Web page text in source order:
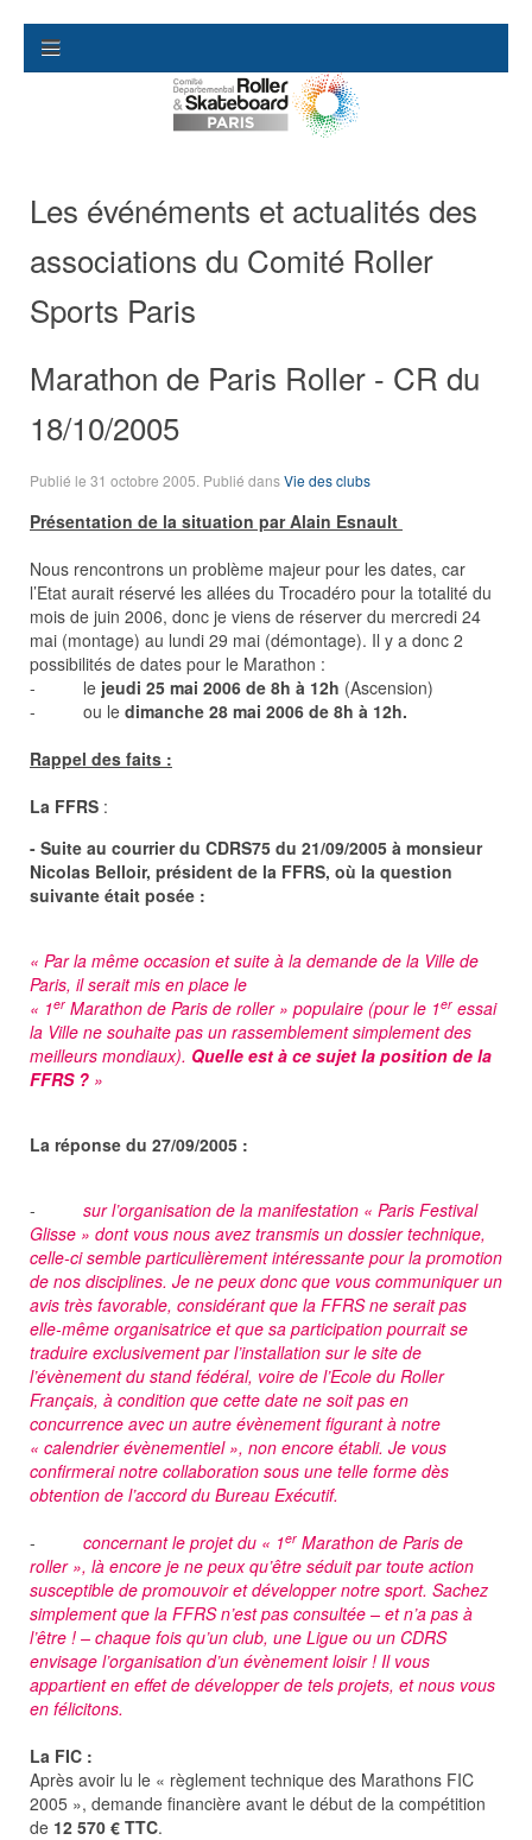
Les événéments et actualités des
associations du Comité Roller
Sports Paris
Marathon de Paris Roller - CR du
18/10/2005
Publié le 31 octobre 2005 . Publié dansVie des clubs
Présentation de la situation par Alain Esnault
Nous rencontrons un problème majeur pour les dates, car
l’Etat aurait réservé les allées du Trocadéro pour la totalité du
mois de juin 2006, donc je viens de réserver du mercredi 24
mai (montage) au lundi 29 mai (démontage). Il y a donc 2
possibilités de dates pour le Marathon :
- le jeudi 25 mai 2006 de 8h à 12h (Ascension)
- ou le dimanche 28 mai 2006 de 8h à 12h.
Rappel des faits :
La FFRS :
- Suite au courrier du CDRS75 du 21/09/2005 à monsieur
Nicolas Belloir, président de la FFRS, où la question
suivante était posée :
« Par la même occasion et suite à la demande de la Ville de
Paris, il serait mis en place le
« 1er Marathon de Paris de roller » populaire (pour le 1er essai
la Ville ne souhaite pas un rassemblement simplement des
meilleurs mondiaux). Quelle est à ce sujet la position de la
FFRS ? »
La réponse du 27/09/2005 :
- sur l’organisation de la manifestation « Paris Festival
Glisse » dont vous nous avez transmis un dossier technique,
celle-ci semble particulièrement intéressante pour la promotion
de nos disciplines. Je ne peux donc que vous communiquer un
avis très favorable, considérant que la FFRS ne serait pas
elle-même organisatrice et que sa participation pourrait se
traduire exclusivement par l’installation sur le site de
l’évènement du stand fédéral, voire de l’Ecole du Roller
Français, à condition que cette date ne soit pas en
concurrence avec un autre évènement figurant à notre
« calendrier évènementiel », non encore établi. Je vous
confirmerai notre collaboration sous une telle forme dès
obtention de l’accord du Bureau Exécutif.
- concernant le projet du « 1er Marathon de Paris de
roller », là encore je ne peux qu’être séduit par toute action
susceptible de promouvoir et développer notre sport. Sachez
simplement que la FFRS n’est pas consultée – et n’a pas à
l’être ! – chaque fois qu’un club, une Ligue ou un CDRS
envisage l’organisation d’un évènement loisir ! Il vous
appartient en effet de développer de tels projets, et nous vous
en félicitons.
La FIC :
Après avoir lu le « règlement technique des Marathons FIC
2005 », demande financière avant le début de la compétition
de 12 570 € TTC.